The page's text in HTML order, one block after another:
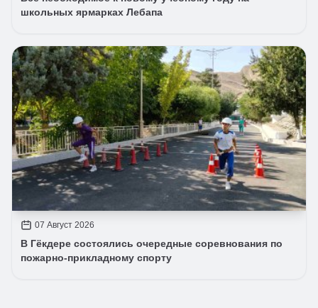
школьных ярмарках Лебапа
07 Август 2026
В Гёкдере состоялись очередные соревнования по
пожарно-прикладному спорту